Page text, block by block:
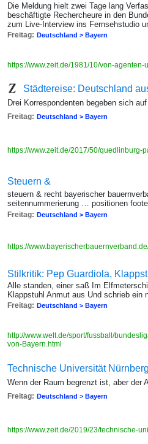
Die Meldung hielt zwei Tage lang
beschäftigte Rechercheure in den
zum Live-Interview ins Fernsehstudio
Freitag: Deutschland > Bayern
https://www.zeit.de/1981/10/von-
Städtereise: Deutschland
Drei Korrespondenten begeben sich
Freitag: Deutschland > Bayern
https://www.zeit.de/2017/50/
Steuern &
steuern & recht bayerischer
seitennummerierung … positionen
Freitag: Deutschland > Bayern
https://
Stilkritik: Pep Guardiola,
Alle standen, einer saß Im
Klappstuhl Anmut aus Und schrieb ein
Freitag: Deutschland > Bayern
http://www.welt.de/sport/fussball/
von-Bayern.html
Technische Universität
Wenn der Raum begrenzt ist, aber der
Freitag: Deutschland > Bayern
https://www.zeit.de/2019/23/technische-